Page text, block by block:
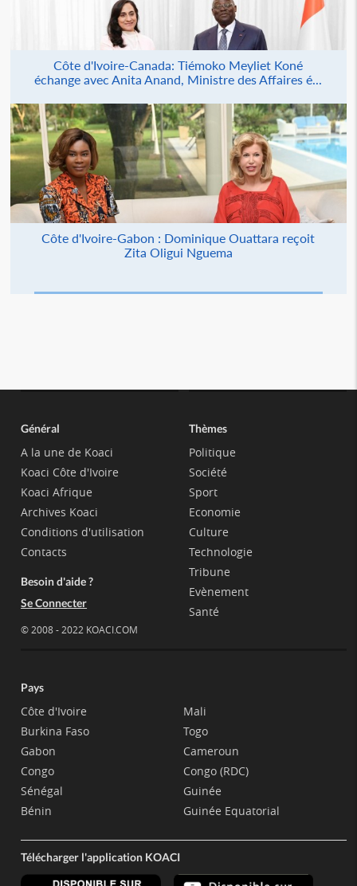
Côte d'Ivoire-Canada: Tiémoko Meyliet Koné
échange avec Anita Anand, Ministre des Affaires é...
Côte d'Ivoire-Gabon : Dominique Ouattara reçoit
Zita Oligui Nguema
Général
A la une de Koaci
Koaci Côte d'Ivoire
Koaci Afrique
Archives Koaci
Conditions d'utilisation
Contacts
Besoin d'aide ?
Se Connecter
© 2008 - 2022 KOACI.COM
Thèmes
Politique
Société
Sport
Economie
Culture
Technologie
Tribune
Evènement
Santé
Pays
Côte d'Ivoire
Burkina Faso
Gabon
Congo
Sénégal
Bénin
Mali
Togo
Cameroun
Congo (RDC)
Guinée
Guinée Equatorial
Télécharger l'application KOACI